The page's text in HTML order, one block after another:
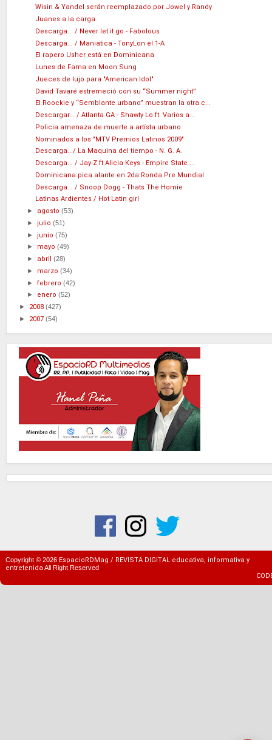
Wisin & Yandel serán reemplazado por Jowel y Randy
Juanes a la carga
Descarga... / Never let it go - Fabolous
Descarga... / Maniatica - TonyLon el 1-A
El rapero Usher está en Dominicana
Lunes de Fama en Moon Sung
Jueces de lujo para "American Idol"
David Tavaré estremeció con su “Summer night”
El Roockie y “Semblante urbano” muestran la otra c...
Descargar... / Atlanta GA - Shawty Lo ft. Varios a...
Policia amenaza de muerte a artísta urbano
Nominados a los "MTV Premios Latinos 2009"
Descarga.../ La Maquina del tiempo - N. G. A.
Descarga... / Jay-Z ft Alicia Keys - Empire State ...
Dominicana pica alante en 2da Ronda Pre Mundial
Descarga... / Snoop Dogg - Thats The Homie
Latinas Ardientes / Hot Latin girl
► agosto(53)
►julio(51)
►junio(75)
► mayo(49)
► abril(28)
► marzo(34)
►febrero(42)
► enero(52)
► 2008 (427)
► 2007 (54)
Copyright © 2026 EspacioRDMag / REVISTA DIGITAL educativa, informativa y
entretenidaAll Right Reserved